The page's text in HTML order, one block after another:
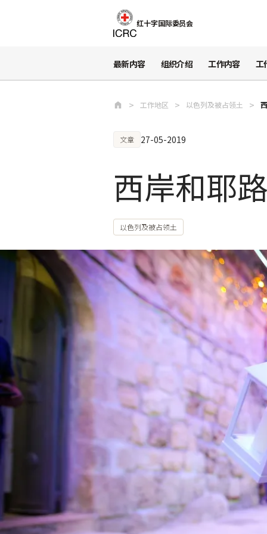
红十字国际委员会
最新内容 组织介绍 工作内容 工
工作地区 以色列及被占领土
文章 27-05-2019
西岸和耶
以色列及被占领土